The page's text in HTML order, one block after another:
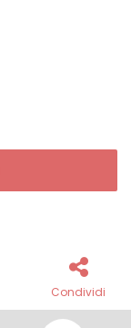
Condividi